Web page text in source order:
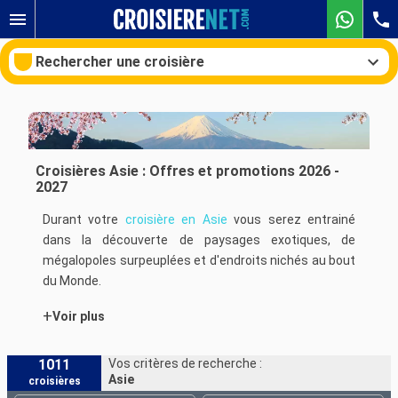
Rechercher une croisière
Ports Compagnies
Croisières Asie : Offres et promotions 2026 -
2027
Durant votre croisière en Asie vous serez entrainé
dans la découverte de paysages exotiques, de
mégalopoles surpeuplées et d'endroits nichés au bout
du Monde.
Durant vos escales de
marché de nuit de Temple Street. Au coeur des rues
de l'île vous serez happé, par la densité de la
+Voir plus
1011
croisières
Vos critères de recherche :
Asie